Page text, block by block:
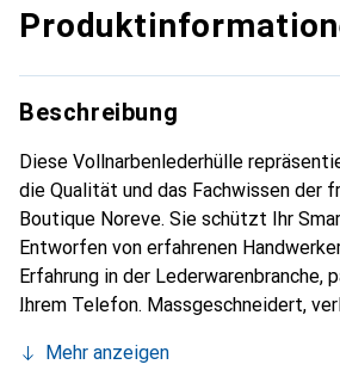
Beschreibung
Diese Vollnarbenlederhülle
die Qualität und das Fachwissen der
Boutique Noreve. Sie schützt Ihr
Entworfen von erfahrenen
Erfahrung in der
Ihrem Telefon. Massgeschneidert,
und unverzichtbaren Accessoire für Ihr
Mehr anzeigen